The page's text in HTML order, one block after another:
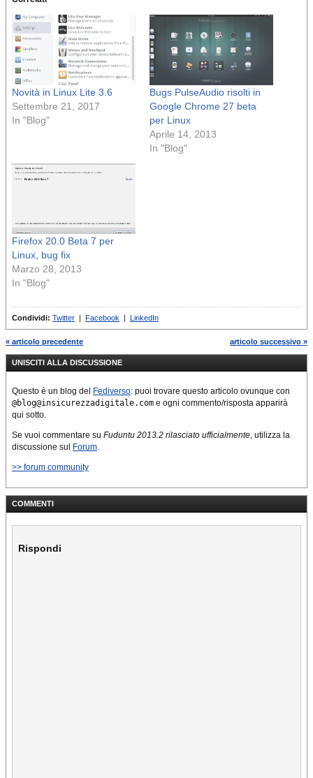
Novità in Linux Lite 3.6
Settembre 21, 2017
In "Blog"
Bugs PulseAudio risolti in
Google Chrome 27 beta
per Linux
Aprile 14, 2013
In "Blog"
Firefox 20.0 Beta 7 per
Linux, bug fix
Marzo 28, 2013
In "Blog"
Condividi: Twitter | Facebook | LinkedIn
« articolo precedente articolo successivo »
UNISCITI ALLA DISCUSSIONE
Questo è un blog del Fediverso: puoi trovare questo articolo ovunque con
@blog@insicurezzadigitale.com e ogni commento/risposta apparirà
qui sotto.
Se vuoi commentare su Fuduntu 2013.2 rilasciato ufficialmente, utilizza la
discussione sul Forum.
>> forum community
COMMENTI
Rispondi